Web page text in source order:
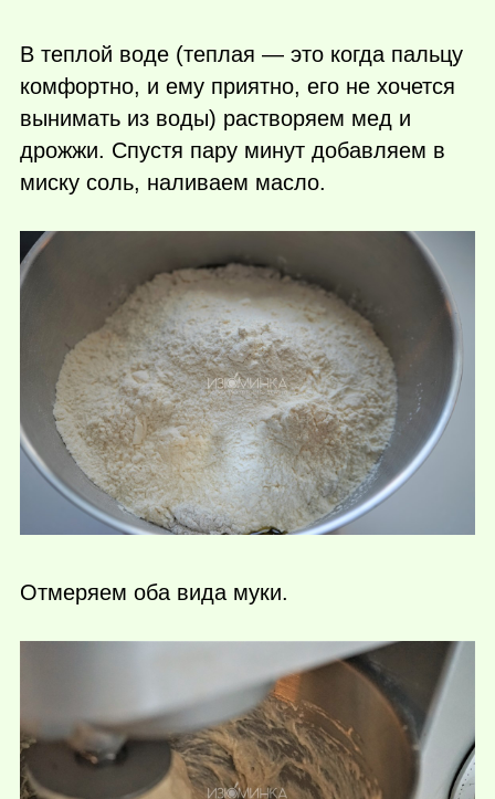
В теплой воде (теплая — это когда пальцу
комфортно, и ему приятно, его не хочется
вынимать из воды) растворяем мед и
дрожжи. Спустя пару минут добавляем в
миску соль, наливаем масло.
Отмеряем оба вида муки.